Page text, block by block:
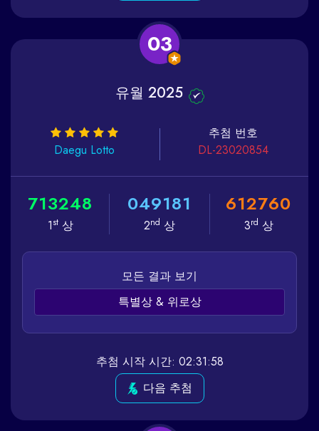
03
유월 2025
Daegu Lotto
추첨 번호
DL-23020854
713248
1st상
049181
2nd 상
612760
3rd 상
모든 결과 보기
특별상 & 위로상
추첨 시작 시간: 02:31:58
다음 추첨